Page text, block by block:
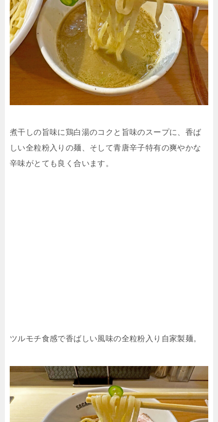
煮干しの旨味に鶏白湯のコクと旨味のスープに、香ば
しい全粒粉入りの麺、そして青唐辛子特有の爽やかな
辛味がとても良く合います。
ツルモチ食感で香ばしい風味の全粒粉入り自家製麺。